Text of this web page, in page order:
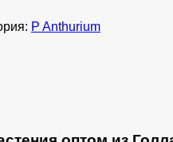
P Anthurium